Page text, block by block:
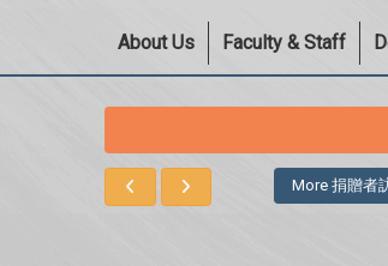
About Us Faculty & Staff
More 捐贈者